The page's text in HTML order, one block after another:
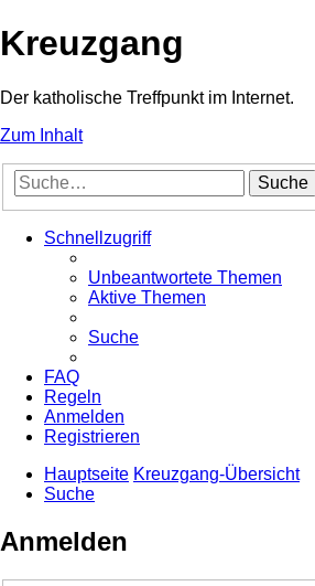
Kreuzgang
Der katholische Treffpunkt im Internet.
Zum Inhalt
Suche
Schnellzugriff
Unbeantwortete Themen
Aktive Themen
Suche
FAQ
Regeln
Anmelden
Registrieren
Hauptseite Kreuzgang-Übersicht
Suche
Anmelden